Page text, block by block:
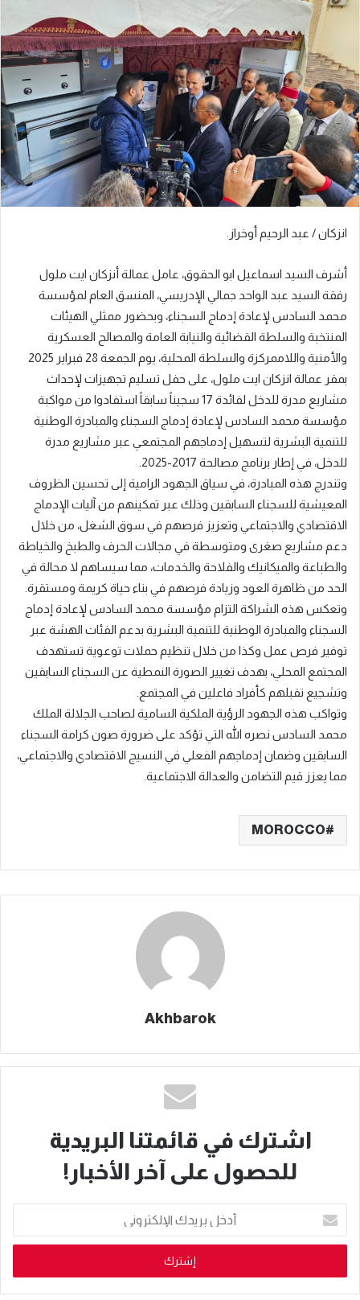
إلكترونيا
انزكان / عبد الرحيم أوخراز.
أشرف السيد اسماعيل ابو الحقوق، عامل عمالة أنزكان ايت ملول
رفقة السيد عبد الواحد جمالي الإدريسي، المنسق العام لمؤسسة
محمد السادس لإعادة إدماج السجناء، وبحضور ممثلي الهيئات
المنتخبة والسلطة القضائية والنيابة العامة والمصالح العسكرية
والأمنية واللاممركزة والسلطة المحلية، يوم الجمعة 28 فبراير 2025
بمقر عمالة انزكان ايت ملول، على حفل تسليم تجهيزات لإحداث
مشاريع مدرة للدخل لفائدة 17 سجيناً سابقاً استفادوا من مواكبة
مؤسسة محمد السادس لإعادة إدماج السجناء والمبادرة الوطنية
للتنمية البشرية لتسهيل إدماجهم المجتمعي عبر مشاريع مدرة
للدخل، في إطار برنامج مصالحة 2017-2025.
وتندرج هذه المبادرة، في سياق الجهود الرامية إلى تحسين الظروف
المعيشية للسجناء السابقين وذلك عبر تمكينهم من آليات الإدماج
الاقتصادي والاجتماعي وتعزيز فرصهم في سوق الشغل، من خلال
دعم مشاريع صغرى ومتوسطة في مجالات الحرف والطبخ والخياطة
والطباعة والميكانيك والفلاحة والخدمات، مما سيساهم لا محالة في
الحد من ظاهرة العود وزيادة فرصهم في بناء حياة كريمة ومستقرة.
وتعكس هذه الشراكة التزام مؤسسة محمد السادس لإعادة إدماج
السجناء والمبادرة الوطنية للتنمية البشرية بدعم الفئات الهشة عبر
توفير فرص عمل وكذا من خلال تنظيم حملات توعوية تستهدف
المجتمع المحلي، بهدف تغيير الصورة النمطية عن السجناء السابقين
وتشجيع تقبلهم كأفراد فاعلين في المجتمع.
وتواكب هذه الجهود الرؤية الملكية السامية لصاحب الجلالة الملك
محمد السادس نصره الله التي تؤكد على ضرورة صون كرامة السجناء
السابقين وضمان إدماجهم الفعلي في النسيج الاقتصادي والاجتماعي،
مما يعزز قيم التضامن والعدالة الاجتماعية.
MOROCCO
Akhbarok
اشترك في قائمتنا البريدية
للحصول على آخر الأخبار!
بريدك
الإلكتروني